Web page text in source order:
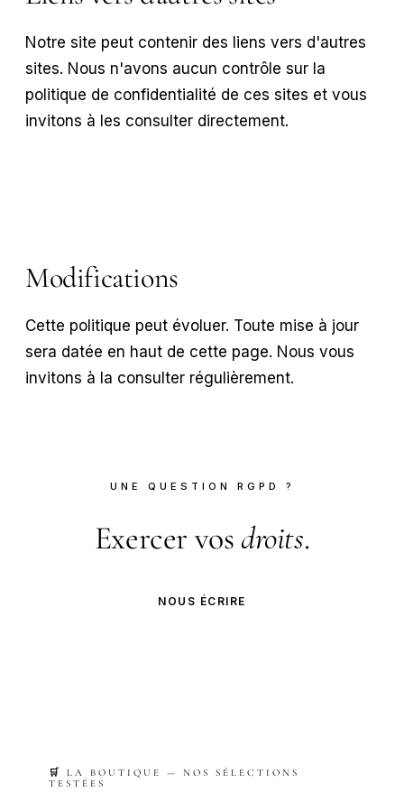
Notre site peut contenir des liens vers d'autres
sites. Nous n'avons aucun contrôle sur la
politique de confidentialité de ces sites et vous
invitons à les consulter directement.
Modifications
Cette politique peut évoluer. Toute mise à jour
sera datée en haut de cette page. Nous vous
invitons à la consulter régulièrement.
UNE QUESTION RGPD ?
Exercer vosdroits.
NOUS ÉCRIRE
🛒 LA BOUTIQUE — NOS SÉLECTIONS
TESTÉES